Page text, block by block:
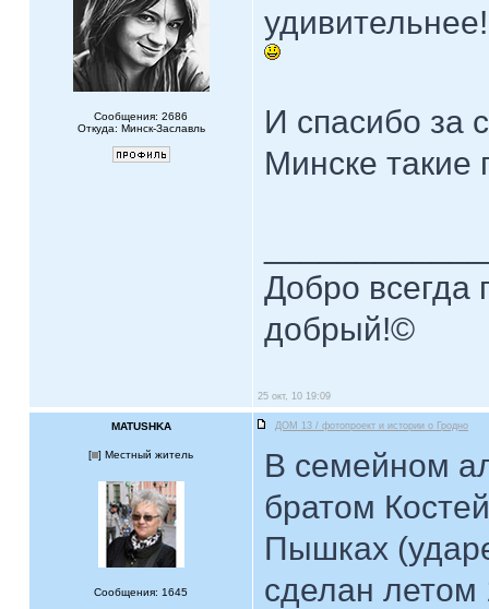
Сообщения: 2686
Откуда: Минск-Заславль
удивительнее!
И спасибо за
Минске такие
Добро всегда
добрый!©
25 окт, 10 19:09
MATUSHKA ДОМ 13 / фотопроект и истории о Гродно
[ ] Местный житель
Сообщения: 1645
В семейном
братом
Пышках
сделан летом